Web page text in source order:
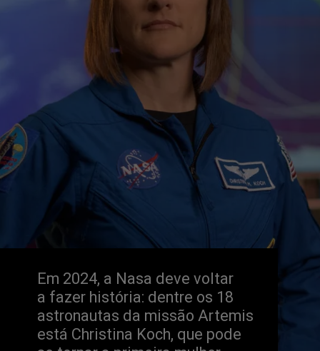
Em 2024, a Nasa deve voltar
a fazer história: dentre os 18
astronautas da missão Artemis
está Christina Koch, que pode